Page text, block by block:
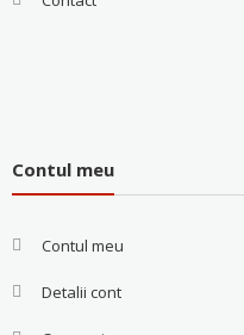
Contul meu
Contul meu
Detalii cont